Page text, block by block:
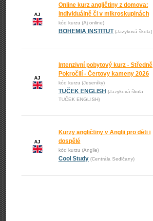
AJ
Online kurz angličtiny z domova:
individuálně či v mikroskupinách
kód kurzu (Aj online)
BOHEMIA INSTITUT (Jazyková škola)
AJ
Intenzivní pobytový kurz - Středně
Pokročilí - Čertovy kameny 2026
kód kurzu (Jeseníky)
TUČEK ENGLISH (Jazyková škola
TUČEK ENGLISH)
AJ
Kurzy angličtiny v Anglii pro děti i
dospělé
kód kurzu (Anglie)
Cool Study (Centrála Sedlčany)